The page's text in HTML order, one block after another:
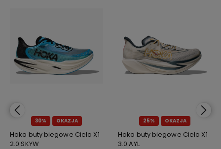
30% OKAZJA
Hoka buty biegowe Cielo X1
2.0 SKYW
25% OKAZJA
Hoka buty biegowe Cielo X1
3.0 AYL